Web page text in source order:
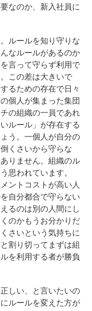
なのか、新入社員に
ルールを知り守りな
なルールがあるのか
言って守らず利用で
この差は大きいで
るための存在で日々
個人が集まった集団
の組織の一員であれ
ルール」が存在する
う。一個人が自分の
くさいから守らな
りません。組織のル
思われています。
ントコストが高い人
自分都合で守らない
るのは別の人間にし
のかもうお分かりだ
さいという気持ちに
割り切ってまずは組
を利用する者が勝負
しい、と言いたいの
ルールを変えた方が